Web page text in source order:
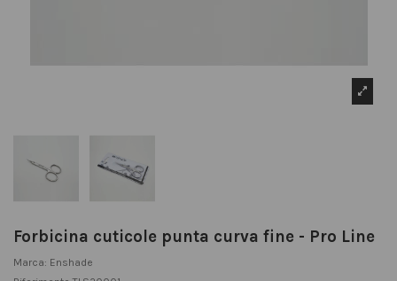
Forbicina cuticole punta curva fine - Pro Line
Marca: Enshade